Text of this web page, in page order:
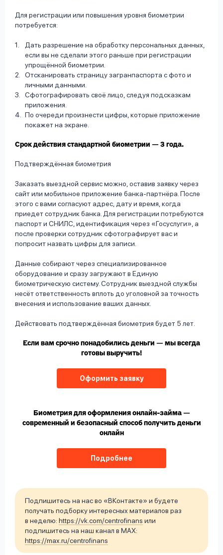
Для регистрации или повышения уровня биометрии
потребуется:
Дать разрешение на обработку персональных данных,
если вы не сделали этого раньше при регистрации
упрощённой биометрии.
Отсканировать страницу загранпаспорта с фото и
личными данными.
Сфотографировать своё лицо, следуя подсказкам
приложения.
По очереди произнести цифры, которые приложение
покажет на экране.
Срок действия стандартной биометрии — 3 года.
Подтверждённая биометрия
Заказать выездной сервис можно, оставив заявку через
сайт или мобильное приложение банка-партнёра. После
этого с вами согласуют адрес, дату и время, когда
приедет сотрудник банка. Для регистрации потребуются
паспорт и СНИЛС, идентификация через «Госуслуги», а
после проверки сотрудник сфотографирует вас и
попросит назвать цифры для записи.
Данные собирают через специализированное
оборудование и сразу загружают в Единую
биометрическую систему. Сотрудник выездной службы
несёт ответственность вплоть до уголовной за точность
внесения и использование ваших данных.
Действовать подтверждённая биометрия будет 5 лет.
Если вам срочно понадобились деньги — мы всегда
готовы выручить!
Оформить заявку
Биометрия для оформления онлайн-займа —
современный и безопасный способ получить деньги
онлайн
Подробнее
Подпишитесь на нас во «ВКонтакте» и будете
получать подборку интересных материалов раз
в неделю: https://vk.com/centrofinans или
подпишитесь на наш канал в MAX:
https://max.ru/centrofinans